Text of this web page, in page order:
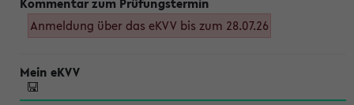
Anmeldung über das eKVV bis zum 28.07.26